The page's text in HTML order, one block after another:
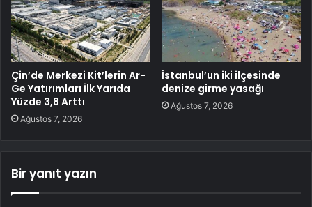
Çin’de Merkezi Kit’lerin Ar-
Ge Yatırımları İlk Yarıda
Yüzde 3,8 Arttı
Ağustos 7, 2026
İstanbul’un iki ilçesinde
denize girme yasağı
Ağustos 7, 2026
Bir yanıt yazın